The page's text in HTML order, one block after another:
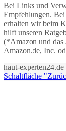
Bei Links und
Empfehlungen.
erhalten wir beim
hilft unseren
(*Amazon und das
Amazon.de, Inc.
haut-
Schaltfläche